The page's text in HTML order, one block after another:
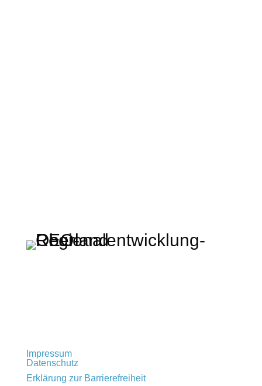
Impressum
Datenschutz
Erklärung zur Barrierefreiheit